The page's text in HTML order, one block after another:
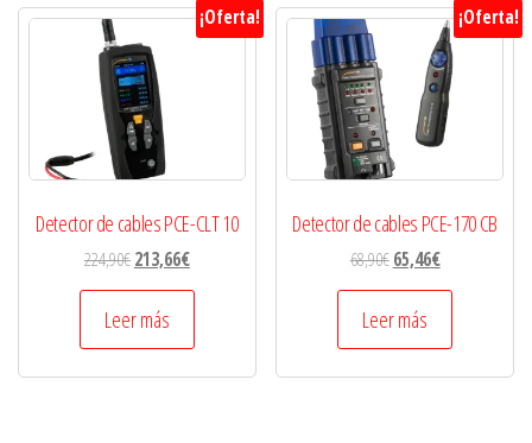
¡Oferta!
Detector de cables PCE-CLT 10
224,90€213,66€
Leer más
¡Oferta!
Detector de cables PCE-170 CB
68,90€ 65,46€
Leer más